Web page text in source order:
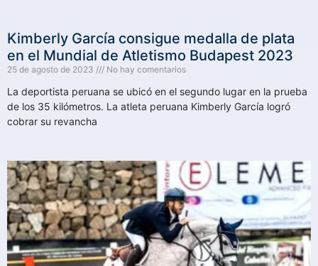
Kimberly García consigue medalla de plata
en el Mundial de Atletismo Budapest 2023
25 de agosto de 2023 No hay comentarios
La deportista peruana se ubicó en el segundo lugar en la prueba
de los 35 kilómetros. La atleta peruana Kimberly García logró
cobrar su revancha